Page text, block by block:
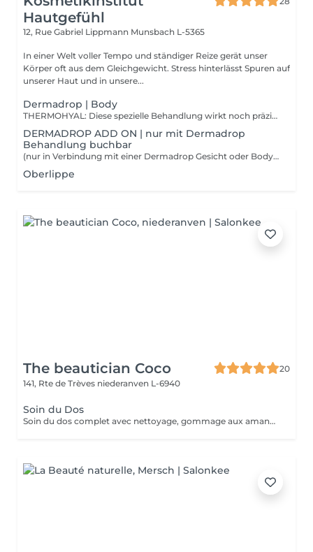
Hautgefühl
12, Rue Gabriel Lippmann Munsbach L-5365
In einer Welt voller Tempo und ständiger Reize gerät unser
Körper oft aus dem Gleichgewicht. Stress hinterlässt Spuren auf
unserer Haut und in unsere...
Dermadrop | Body
THERMOHYAL: Diese spezielle Behandlung wirkt noch präziser und langanhaltender wie ein Wärmepflaster. Die TDA Technologie bringt Wirkstoffe wie Wintergrünöl und Ingwer tief in die Muskulatur um Muskelschmerzen oder verspannte Muskulatur z.B im Nackenbereich zu lindern. Die Blutzirkulation wird gefördert und die Muskulatur intensiv entspannt. THERMOREPAIR: Hinweis: Das perfekte Ergebnis dieser Behandlung zeigt sich erst nach einigen Behandlung und ist daher nur als 6er Kur buchbar. Die Thermorepair TDA ist eine absolut effektive Behandlung wenn es darum geht das Bindegewebe zu stärken und die Hautoberfläche an den Oberschenkeln zu straffen. Dank intensiv wirkenden Inhaltsstoffen wie Ingwer, Curcuma und Propolis hilft die Behandlung den Fettabbau zu fördern und das Erscheinungsbild von Cellulite zu reduzieren. Der Lymphabtransport wird unterstützt und die Durchblutung gefördert.
DERMADROP ADD ON | nur mit Dermadrop
Behandlung buchbar
(nur in Verbindung mit einer Dermadrop Gesicht oder Body Behandlung buchbar) HÄNDE: Die Nailcure TDA mit Urea und Milchsäure ist die Soforthilfe für trockene, strapazierte Hände. Sie bietet empfindlicher Nagelhaut Schutz, stärkt und kräftigt die Nägel und unterstützt das Wachstum gesunder Nägel. FÜSSE: Intensive Feuchtigkeit und tiefenwirksame, nachhaltige Pflege für Ihre Füße. Perfekt zubuchbar zu einer Pediküre oder einer Dermadrop Gesicht oder Body Behandlung. KOPFHAUT: Bei dieser Behandlung werden die Haarwurzeln regeneriert, das gesunde Haarwachstum gefördert und Haarausfall vorgebeugt. Dünnes und mittelstarkes Haar wird voluminisiert und das Haar erhält einen seidigen Glanz.
Oberlippe
The beautician Coco
20
141, Rte de Trèves niederanven L-6940
Soin du Dos
Soin du dos complet avec nettoyage, gommage aux amandes, extraction des petits points noir, massage relaxant et masque détox.